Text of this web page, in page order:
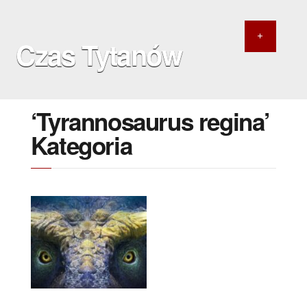
Czas Tytanów
‘Tyrannosaurus regina’
Kategoria
13 MAJA 2022
Cesarz, król i królowa